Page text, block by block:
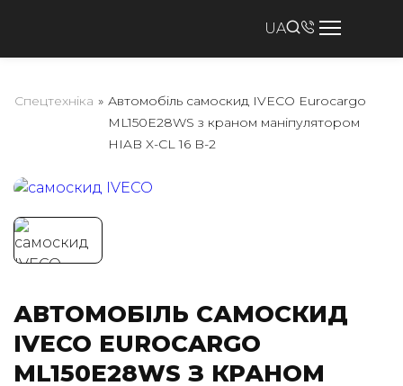
UA
Спецтехніка » Автомобіль самоскид IVECO Eurocargo
ML150E28WS з краном маніпулятором
HIAB X-CL 16 B-2
АВТОМОБІЛЬ САМОСКИД
IVECO EUROCARGO
ML150E28WS З КРАНОМ